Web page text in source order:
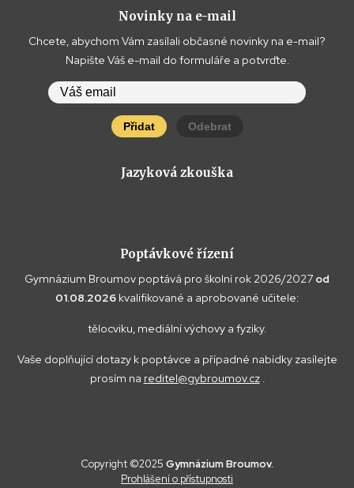
Novinky na e-mail
Chcete, abychom Vám zasílali občasné novinky na e-mail?
Napište Váš e-mail do formuláře a potvrďte.
Přidat Odebrat
Jazyková zkouška
Poptávkové řízení
Gymnázium Broumov poptává pro školní rok 2026/2027 od
01.08.2026 kvalifikované a aprobované učitele:
tělocviku, mediální výchovy a fyziky.
Vaše doplňující dotazy k poptávce a případné nabídky zasílejte
prosím na reditel@gybroumov.cz.
Copyright ©2025 Gymnázium Broumov.
Prohlášení o přístupnosti